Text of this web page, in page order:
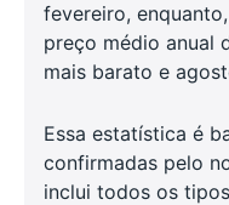
fevereiro,
preço médio anual
mais barato e
Essa estatística é
confirmadas pelo
inclui todos os